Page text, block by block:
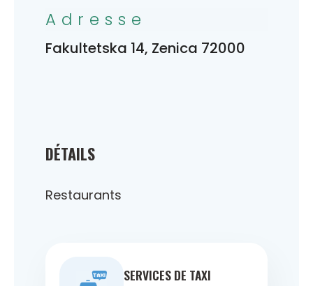
DÉTAILS
Restaurants
SERVICES DE TAXI
Adresse
Fakultetska 14, Zenica 72000